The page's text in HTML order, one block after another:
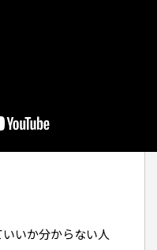
いか分からない人